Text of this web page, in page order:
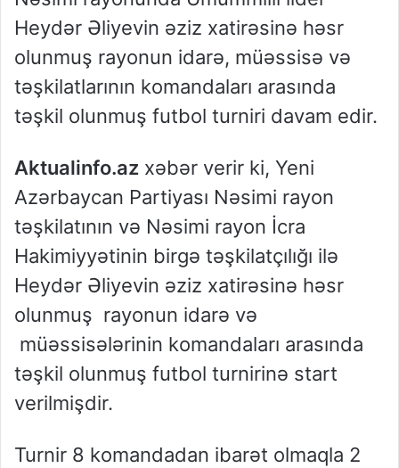
Heydər Əliyevin əziz xatirəsinə həsr
olunmuş rayonun idarə, müəssisə və
təşkilatlarının komandaları arasında
təşkil olunmuş futbol turniri davam edir.
Aktualinfo.az xəbər verir ki, Yeni
Azərbaycan Partiyası Nəsimi rayon
təşkilatının və Nəsimi rayon İcra
Hakimiyyətinin birgə təşkilatçılığı ilə
Heydər Əliyevin əziz xatirəsinə həsr
olunmuş rayonun idarə və
müəssisələrinin komandaları arasında
təşkil olunmuş futbol turnirinə start
verilmişdir.
Turnir 8 komandadan ibarət olmaqla 2